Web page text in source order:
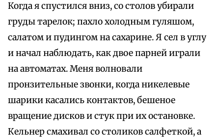
Когда я спустился вниз, со столов убирали
груды тарелок; пахло холодным гуляшом,
салатом и пудингом на сахарине. Я сел в углу
и начал наблюдать, как двое парней играли
на автоматах. Меня волновали
пронзительные звонки, когда никелевые
шарики касались контактов, бешеное
вращение дисков и стук при их остановке.
Кельнер смахивал со столиков салфеткой, а